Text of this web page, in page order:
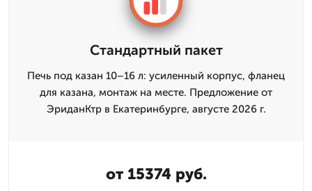
Стандартный пакет
Печь под казан 10–16 л: усиленный корпус, фланец
для казана, монтаж на месте. Предложение от
ЭриданКтр в Екатеринбурге, августе 2026 г.
от 15374 руб.